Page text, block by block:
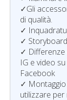
✓Gli
di qualità.
✓
✓
✓ Differenze
IG e video
Facebook
✓
utilizzare per